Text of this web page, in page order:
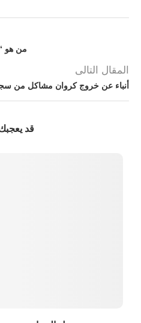
من هو
المقال التالى
أنباء عن خروج كروان مشاكل من
قد